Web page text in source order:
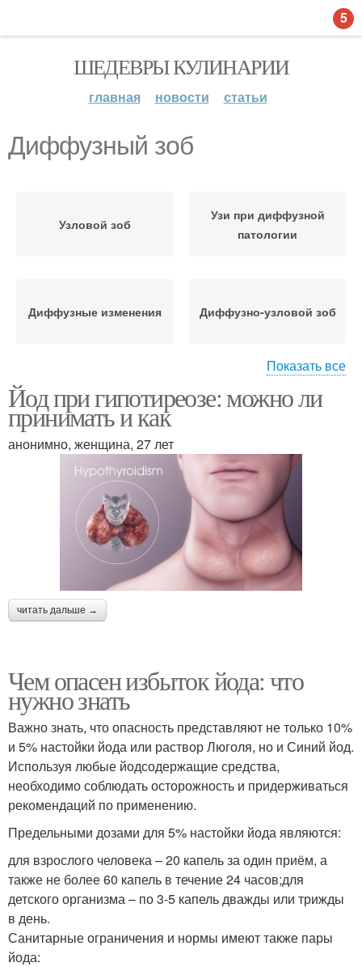
ШЕДЕВРЫ КУЛИНАРИИ
главная новости статьи
Диффузный зоб
Узловой зоб
Узи при диффузной
патологии
Диффузные изменения Диффузно-узловой зоб
Токсический зоб
Показать все
Йод при гипотиреозе: можно ли
принимать и как
анонимно, женщина, 27 лет
читать дальше →
Чем опасен избыток йода: что
нужно знать
Важно знать, что опасность представляют не только 10%
и 5% настойки йода или раствор Люголя, но и Синий йод.
Используя любые йодсодержащие средства,
необходимо соблюдать осторожность и придерживаться
рекомендаций по применению.
Предельными дозами для 5% настойки йода являются:
для взрослого человека – 20 капель за один приём, а
также не более 60 капель в течение 24 часов;для
детского организма – по 3-5 капель дважды или трижды
в день.
Санитарные ограничения и нормы имеют также пары
йода:
5